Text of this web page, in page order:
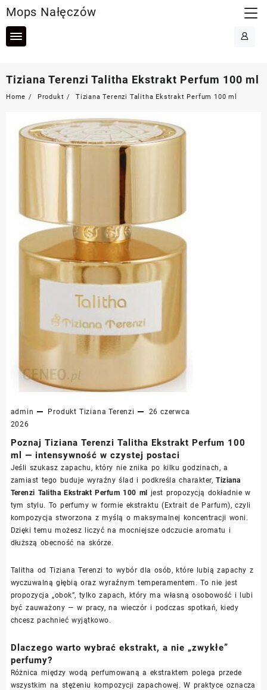
to
content
Mops Nałęczów
Tiziana Terenzi Talitha Ekstrakt Perfum 100 ml
Home Produkt Tiziana Terenzi Talitha Ekstrakt Perfum 100 ml
admin Produkt Tiziana Terenzi
26 czerwca
2026
Poznaj Tiziana Terenzi Talitha Ekstrakt Perfum 100
ml — intensywność w czystej postaci
Jeśli szukasz zapachu, który nie znika po kilku godzinach, a
zamiast tego buduje wyraźny ślad i podkreśla charakter,Tiziana
Terenzi Talitha Ekstrakt Perfum 100 ml jest propozycją dokładnie w
tym stylu. To perfumy w formie ekstraktu (Extrait de Parfum), czyli
kompozycja stworzona z myślą o maksymalnej koncentracji woni.
Dzięki temu możesz liczyć na mocniejsze odczucie aromatu i
dłuższą obecność na skórze.
Talitha od Tiziana Terenzi to wybór dla osób, które lubią zapachy z
wyczuwalną głębią oraz wyraźnym temperamentem. To nie jest
propozycja „obok”, tylko zapach, który ma własną osobowość i lubi
być zauważony — w pracy, na wieczór i podczas spotkań, kiedy
chcesz pachnieć wyjątkowo.
Dlaczego warto wybrać ekstrakt, a nie „zwykłe”
perfumy?
Różnica między wodą perfumowaną a ekstraktem polega przede
wszystkim na stężeniu kompozycji zapachowej. W praktyce oznacza